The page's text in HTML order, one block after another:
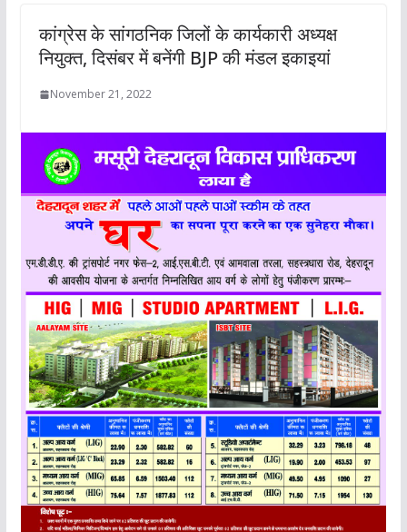
कांग्रेस के सांगठनिक जिलों के कार्यकारी अध्यक्ष
नियुक्‍त, दिसंबर में बनेंगी BJP की मंडल इकाइयां
November 21, 2022